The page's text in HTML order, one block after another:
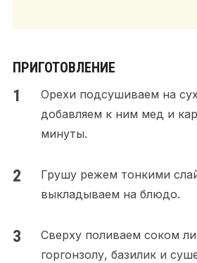
ПРИГОТОВЛЕНИЕ
Орехи подсушиваем на
добавляем к ним мед и
минуты.
Грушу режем тонкими
выкладываем на блюдо.
Сверху поливаем соком
горгонзолу, базилик и